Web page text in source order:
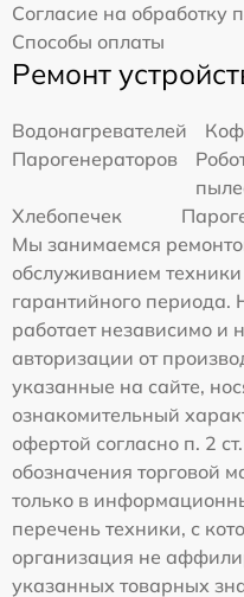
Согласие на обработку
Способы оплаты
Ремонт
Водонагревателей
Парогенераторов
Хлебопечек
Мы занимаемся
обслуживанием
гарантийного периода.
работает независимо и
авторизации от
указанные на сайте,
ознакомительный
офертой согласно п. 2
обозначения торговой
только в
перечень техники, с
организация не
указанных товарных